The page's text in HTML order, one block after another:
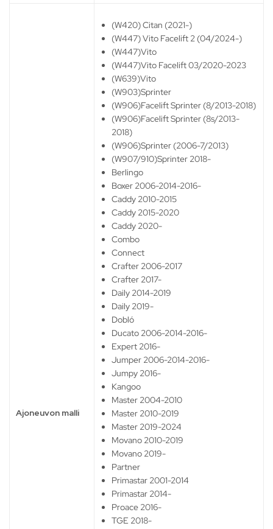
Ajoneuvon malli
(W420) Citan (2021-)
(W447) Vito Facelift 2 (04/2024-)
(W447)Vito
(W447)Vito Facelift 03/2020-2023
(W639)Vito
(W903)Sprinter
(W906)Facelift Sprinter (8/2013-2018)
(W906)Facelift Sprinter (8s/2013-
2018)
(W906)Sprinter (2006-7/2013)
(W907/910)Sprinter 2018-
Berlingo
Boxer 2006-2014-2016-
Caddy 2010-2015
Caddy 2015-2020
Caddy 2020-
Combo
Connect
Crafter 2006-2017
Crafter 2017-
Daily 2014-2019
Daily 2019-
Dobló
Ducato 2006-2014-2016-
Expert 2016-
Jumper 2006-2014-2016-
Jumpy 2016-
Kangoo
Master 2004-2010
Master 2010-2019
Master 2019-2024
Movano 2010-2019
Movano 2019-
Partner
Primastar 2001-2014
Primastar 2014-
Proace 2016-
TGE 2018-